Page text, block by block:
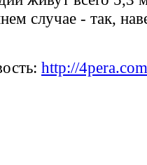
случае - так,
http://